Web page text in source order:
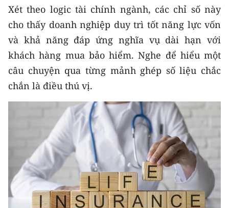
Infographic
TIN MỚI
TIN ĐỊA PHƯƠNG
Trung du và miền núi phía Bắc
Đồng bằng sông Hồng
Bắc Trung Bộ
Duyên hải Nam Trung Bộ và Tây
Nguyên
Đông Nam Bộ
Xét theo logic tài chính ngành, các chỉ số này
cho thấy doanh nghiệp duy trì tốt năng lực vốn
và khả năng đáp ứng nghĩa vụ dài hạn với
khách hàng mua bảo hiểm. Nghe để hiểu một
câu chuyện qua từng mảnh ghép số liệu chắc
chắn là điều thú vị.